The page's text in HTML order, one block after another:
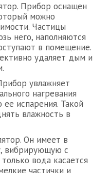
Прибор оснащен
можно
Частицы
него, наполняются
в помещение.
удаляет дым и
увлажняет
нагревания
испарения. Такой
влажность в
Он имеет в
вибрирующую с
вода касается
частички и